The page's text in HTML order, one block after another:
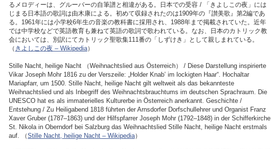
るメロディーは、グルーバーの自筆譜と相違がある。日本での受容 / 「きよしこの夜」には
じまる日本語の歌詞は由木康による。初めて収録されたのは1909年の『讃美歌』第2編であ
る。1961年には小学校6年生の音楽の教科書に採用され、1988年まで掲載されていた。近年
では中学校などで英語教育も兼ねて英語の歌詞で歌われている。なお、日本のカトリック教
会においては、別訳にてカトリック聖歌集111番の「しずけき」として親しまれている。
（ きよしこの夜 – Wikipedia）
Stille Nacht, heilige Nacht （Weihnachtslied aus Österreich） / Diese Darstellung inspirierte
Vikar Joseph Mohr 1816 zu der Verszeile: „Holder Knab’ im lockigten Haar“. Hochaltar
Mariapfarr, um 1500. Stille Nacht, heilige Nacht gilt weltweit als das bekannteste
Weihnachtslied und als Inbegriff des Weihnachtsbrauchtums im deutschen Sprachraum. Die
UNESCO hat es als immaterielles Kulturerbe in Österreich anerkannt. Geschichte /
Entstehung / Zu Heiligabend 1818 führten der Arnsdorfer Dorfschullehrer und Organist Franz
Xaver Gruber (1787–1863) und der Hilfspfarrer Joseph Mohr (1792–1848) in der Schifferkirche
St. Nikola in Oberndorf bei Salzburg das Weihnachtslied Stille Nacht, heilige Nacht erstmals
auf. （Stille Nacht, heilige Nacht – Wikipedia）